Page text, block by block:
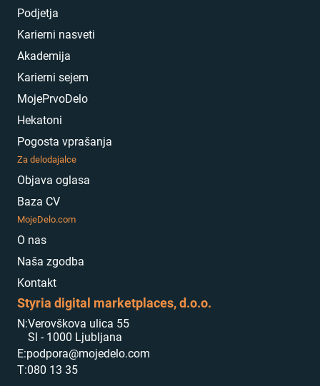
Podjetja
Karierni nasveti
Akademija
Karierni sejem
MojePrvoDelo
Hekatoni
Pogosta vprašanja
Za delodajalce
Objava oglasa
Baza CV
MojeDelo.com
O nas
Naša zgodba
Kontakt
Styria digital marketplaces, d.o.o.
N:Verovškova ulica 55
Sl - 1000 Ljubljana
E:podpora@mojedelo.com
T:080 13 35